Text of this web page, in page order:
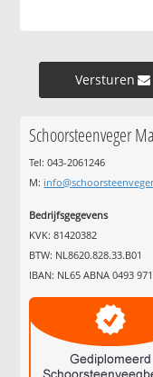
Versturen »
Schoorsteenveger
Tel: 043-2061246
M:
Bedrijfsgegevens
KVK: 81420382
BTW: NL8620.828.33.B01
IBAN: NL65 ABNA 0493